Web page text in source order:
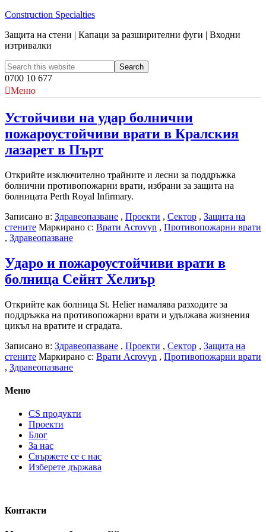
Construction Specialties
Защита на стени | Капаци за разширителни фуги | Входни
изтривалки
0700 10 677
Меню
Устойчиви на удар болнични
пожароустойчиви врати в Кралския
лазарет в Пърт
Открийте изключително трайните и лесни за поддръжка
болнични противопожарни врати, избрани за защита на
болницата Perth Royal Infirmary.
Записано в: Здравеопазване , Проекти , Сектор , Защита на
стените Маркирано с: Врати Acrovyn , Противопожарни врати
, Здравеопазване
Ударо и пожароустойчиви врати в
болница Сейнт Хелиър
Открийте как болница St. Helier намалява разходите за
поддръжка на противопожарни врати и удължава жизнения
цикъл на вратите и сградата.
Записано в: Здравеопазване , Проекти , Сектор , Защита на
стените Маркирано с: Врати Acrovyn , Противопожарни врати
, Здравеопазване
Меню
CS продукти
Проекти
Блог
За нас
Свържете се с нас
Изберете държава
Контакти